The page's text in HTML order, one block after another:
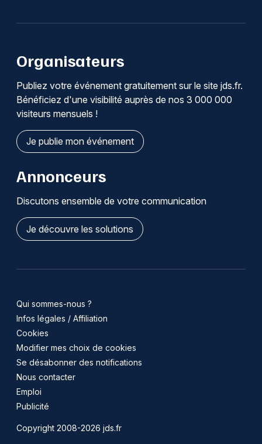
Organisateurs
Publiez votre événement gratuitement sur le site jds.fr.
Bénéficiez d'une visibilité auprès de nos 3 000 000
visiteurs mensuels !
Je publie mon événement
Annonceurs
Discutons ensemble de votre communication
Je découvre les solutions
Qui sommes-nous ?
Infos légales / Affiliation
Cookies
Modifier mes choix de cookies
Se désabonner des notifications
Nous contacter
Emploi
Publicité
Copyright 2008-2026 jds.fr